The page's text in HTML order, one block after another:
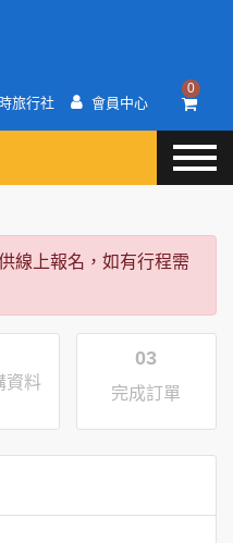
旅行社 會員中心
0
線上報名，如有行程需
資料
03
完成訂單